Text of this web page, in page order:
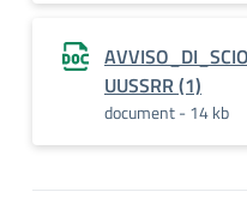
UUSSRR (1)
document - 14 kb